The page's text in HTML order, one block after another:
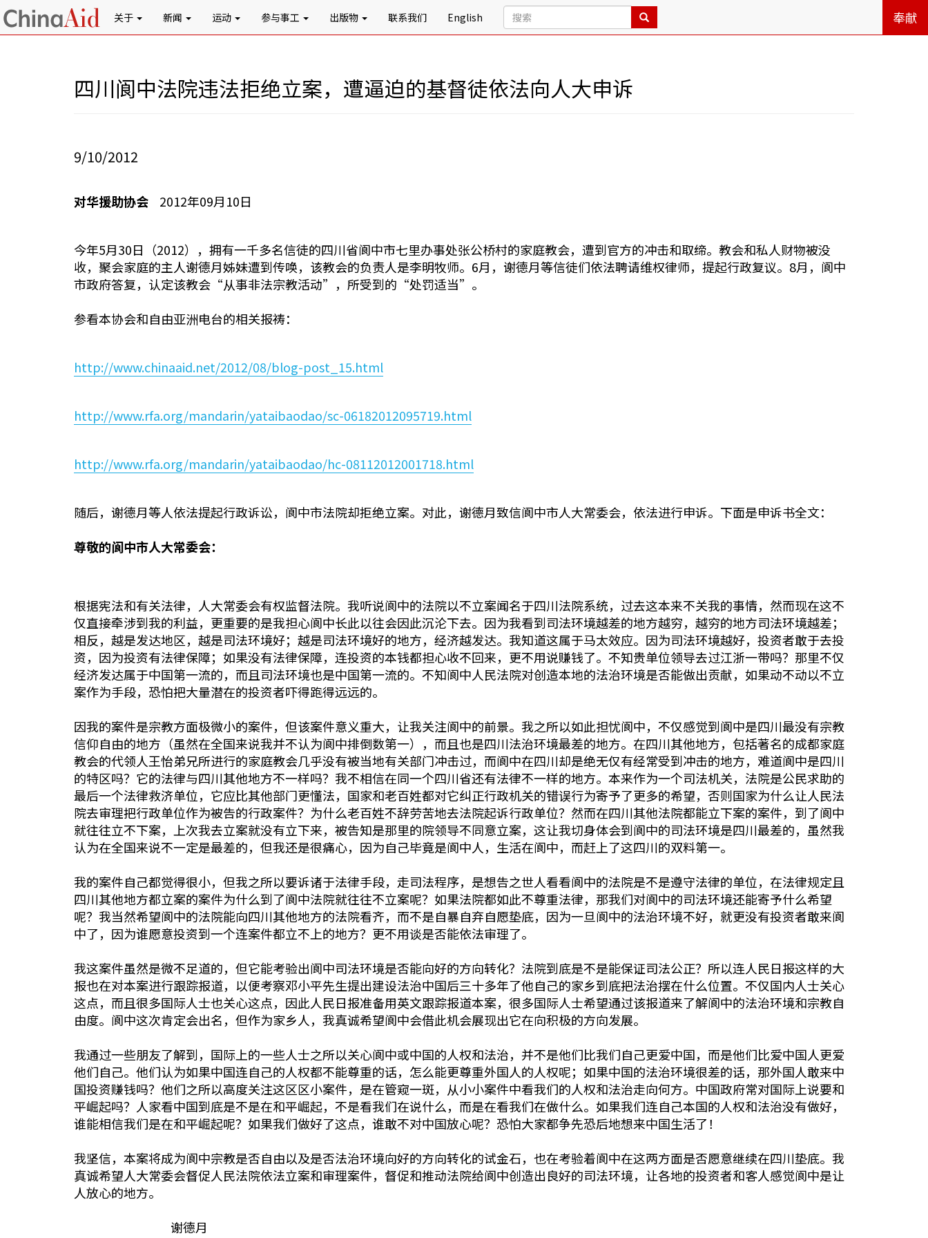
关于 新闻 运动 参与事工 出版物 联系我们 English 奉献
四川阆中法院违法拒绝立案，遭逼迫的基督徒依法向人大申诉
9/10/2012
对华援助协会 2012年09月10日
今年5月30日（2012），拥有一千多名信徒的四川省阆中市七里办事处张公桥村的家庭教会，遭到官方的冲击和取缔。教会和私人财物被没
收，聚会家庭的主人谢德月姊妹遭到传唤，该教会的负责人是李明牧师。6月，谢德月等信徒们依法聘请维权律师，提起行政复议。8月，阆中
市政府答复，认定该教会“从事非法宗教活动”，所受到的“处罚适当”。
参看本协会和自由亚洲电台的相关报祷：
http://www.chinaaid.net/2012/08/blog-post_15.html
http://www.rfa.org/mandarin/yataibaodao/sc-06182012095719.html
http://www.rfa.org/mandarin/yataibaodao/hc-08112012001718.html
随后，谢德月等人依法提起行政诉讼，阆中市法院却拒绝立案。对此，谢德月致信阆中市人大常委会，依法进行申诉。下面是申诉书全文：
尊敬的阆中市人大常委会：
根据宪法和有关法律，人大常委会有权监督法院。我听说阆中的法院以不立案闻名于四川法院系统，过去这本来不关我的事情，然而现在这不
仅直接牵涉到我的利益，更重要的是我担心阆中长此以往会因此沉沦下去。因为我看到司法环境越差的地方越穷，越穷的地方司法环境越差；
相反，越是发达地区，越是司法环境好；越是司法环境好的地方，经济越发达。我知道这属于马太效应。因为司法环境越好，投资者敢于去投
资，因为投资有法律保障；如果没有法律保障，连投资的本钱都担心收不回来，更不用说赚钱了。不知贵单位领导去过江浙一带吗？那里不仅
经济发达属于中国第一流的，而且司法环境也是中国第一流的。不知阆中人民法院对创造本地的法治环境是否能做出贡献，如果动不动以不立
案作为手段，恐怕把大量潜在的投资者吓得跑得远远的。
因我的案件是宗教方面极微小的案件，但该案件意义重大，让我关注阆中的前景。我之所以如此担忧阆中，不仅感觉到阆中是四川最没有宗教
信仰自由的地方（虽然在全国来说我并不认为阆中排倒数第一），而且也是四川法治环境最差的地方。在四川其他地方，包括著名的成都家庭
教会的代领人王怡弟兄所进行的家庭教会几乎没有被当地有关部门冲击过，而阆中在四川却是绝无仅有经常受到冲击的地方，难道阆中是四川
的特区吗？它的法律与四川其他地方不一样吗？我不相信在同一个四川省还有法律不一样的地方。本来作为一个司法机关，法院是公民求助的
最后一个法律救济单位，它应比其他部门更懂法，国家和老百姓都对它纠正行政机关的错误行为寄予了更多的希望，否则国家为什么让人民法
院去审理把行政单位作为被告的行政案件？为什么老百姓不辞劳苦地去法院起诉行政单位？然而在四川其他法院都能立下案的案件，到了阆中
就往往立不下案，上次我去立案就没有立下来，被告知是那里的院领导不同意立案，这让我切身体会到阆中的司法环境是四川最差的，虽然我
认为在全国来说不一定是最差的，但我还是很痛心，因为自己毕竟是阆中人，生活在阆中，而赶上了这四川的双料第一。
我的案件自己都觉得很小，但我之所以要诉诸于法律手段，走司法程序，是想告之世人看看阆中的法院是不是遵守法律的单位，在法律规定且
四川其他地方都立案的案件为什么到了阆中法院就往往不立案呢？如果法院都如此不尊重法律，那我们对阆中的司法环境还能寄予什么希望
呢？我当然希望阆中的法院能向四川其他地方的法院看齐，而不是自暴自弃自愿垫底，因为一旦阆中的法治环境不好，就更没有投资者敢来阆
中了，因为谁愿意投资到一个连案件都立不上的地方？更不用谈是否能依法审理了。
我这案件虽然是微不足道的，但它能考验出阆中司法环境是否能向好的方向转化？法院到底是不是能保证司法公正？所以连人民日报这样的大
报也在对本案进行跟踪报道，以便考察邓小平先生提出建设法治中国后三十多年了他自己的家乡到底把法治摆在什么位置。不仅国内人士关心
这点，而且很多国际人士也关心这点，因此人民日报准备用英文跟踪报道本案，很多国际人士希望通过该报道来了解阆中的法治环境和宗教自
由度。阆中这次肯定会出名，但作为家乡人，我真诚希望阆中会借此机会展现出它在向积极的方向发展。
我通过一些朋友了解到，国际上的一些人士之所以关心阆中或中国的人权和法治，并不是他们比我们自己更爱中国，而是他们比爱中国人更爱
他们自己。他们认为如果中国连自己的人权都不能尊重的话，怎么能更尊重外国人的人权呢；如果中国的法治环境很差的话，那外国人敢来中
国投资赚钱吗？他们之所以高度关注这区区小案件，是在管窥一斑，从小小案件中看我们的人权和法治走向何方。中国政府常对国际上说要和
平崛起吗？人家看中国到底是不是在和平崛起，不是看我们在说什么，而是在看我们在做什么。如果我们连自己本国的人权和法治没有做好，
谁能相信我们是在和平崛起呢？如果我们做好了这点，谁敢不对中国放心呢？恐怕大家都争先恐后地想来中国生活了！
我坚信，本案将成为阆中宗教是否自由以及是否法治环境向好的方向转化的试金石，也在考验着阆中在这两方面是否愿意继续在四川垫底。我
真诚希望人大常委会督促人民法院依法立案和审理案件，督促和推动法院给阆中创造出良好的司法环境，让各地的投资者和客人感觉阆中是让
人放心的地方。
谢德月